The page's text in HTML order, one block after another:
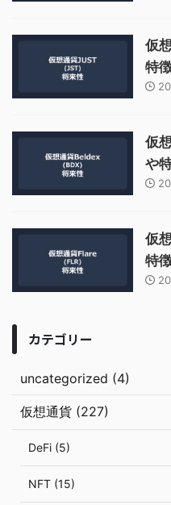
仮
特
仮
や
仮
特
カテゴリー
uncategorized (4)
仮想通貨 (227)
DeFi (5)
NFT (15)